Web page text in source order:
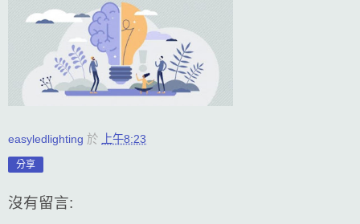
easyledlighting 於 上午8:23
分享
沒有留言: